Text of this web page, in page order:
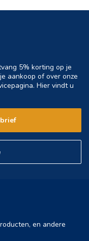
5% korting op je
aankoop of over onze
Hier vindt u
en andere